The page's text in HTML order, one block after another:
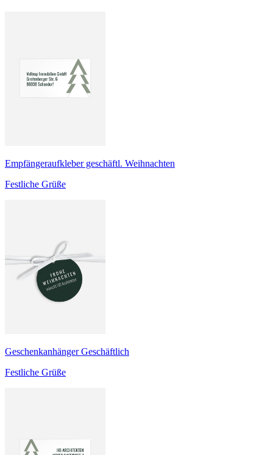
Empfängeraufkleber geschäftl. Weihnachten
Festliche Grüße
Geschenkanhänger Geschäftlich
Festliche Grüße